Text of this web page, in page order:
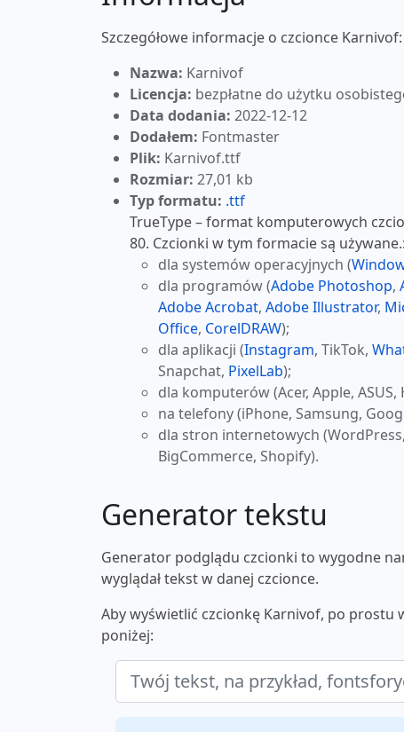
Szczegółowe informacje o czcionce Karnivof:
Nazwa: Karnivof
Licencja: bezpłatne do użytku
Data dodania: 2022-12-12
Dodałem: Fontmaster
Plik: Karnivof.ttf
Rozmiar: 27,01 kb
Typ formatu: .ttf
TrueType – format komputerowych
80. Czcionki w tym formacie są używane.:
dla systemów operacyjnych (
dla programów (Adobe Photoshop,
Adobe Acrobat, Adobe Illustrator,
Office, CorelDRAW);
dla aplikacji (Instagram, TikTok,
Snapchat, PixelLab);
dla komputerów (Acer, Apple, ASUS,
na telefony (iPhone, Samsung,
dla stron internetowych
BigCommerce, Shopify).
Generator tekstu
Generator podglądu czcionki to wygodne
wyglądał tekst w danej czcionce.
Aby wyświetlić czcionkę Karnivof, po
poniżej: